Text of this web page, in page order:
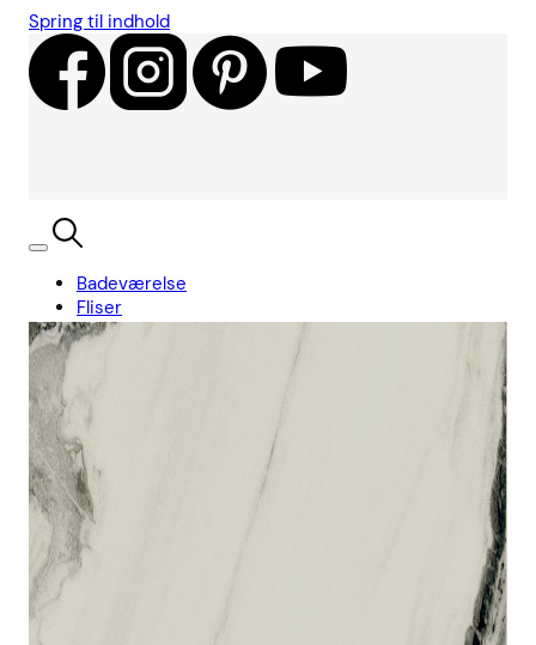
Spring til indhold
Badeværelse
Fliser
Showroom
Showroom
indretningskonsulent